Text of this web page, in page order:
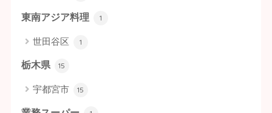
東南アジア料理 1
世田谷区 1
栃木県 15
宇都宮市 15